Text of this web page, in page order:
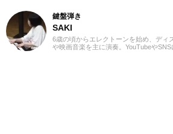
鍵盤弾き
SAKI
6歳の頃からエレクトーンを始め、ディ
や映画音楽を主に演奏。YouTubeや